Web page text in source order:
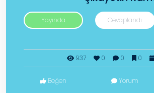
Yayında Cevaplandı
937 0 0 0
Beğen Yorum